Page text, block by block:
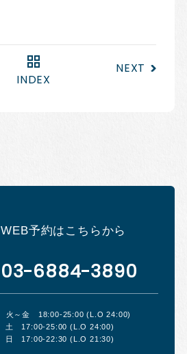
NEXT
INDEX
WEB予約はこちらから
03-6884-3890
火～金 18:00-25:00 (L.O 24:00)
土 17:00-25:00 (L.O 24:00)
日 17:00-22:30 (L.O 21:30)